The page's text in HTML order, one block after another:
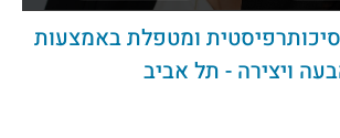
ומטפלת באמצעות
ויצירה - תל אביב